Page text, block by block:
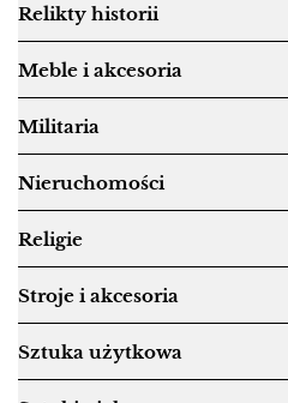
Relikty historii
Meble i akcesoria
Militaria
Nieruchomości
Religie
Stroje i akcesoria
Sztuka użytkowa